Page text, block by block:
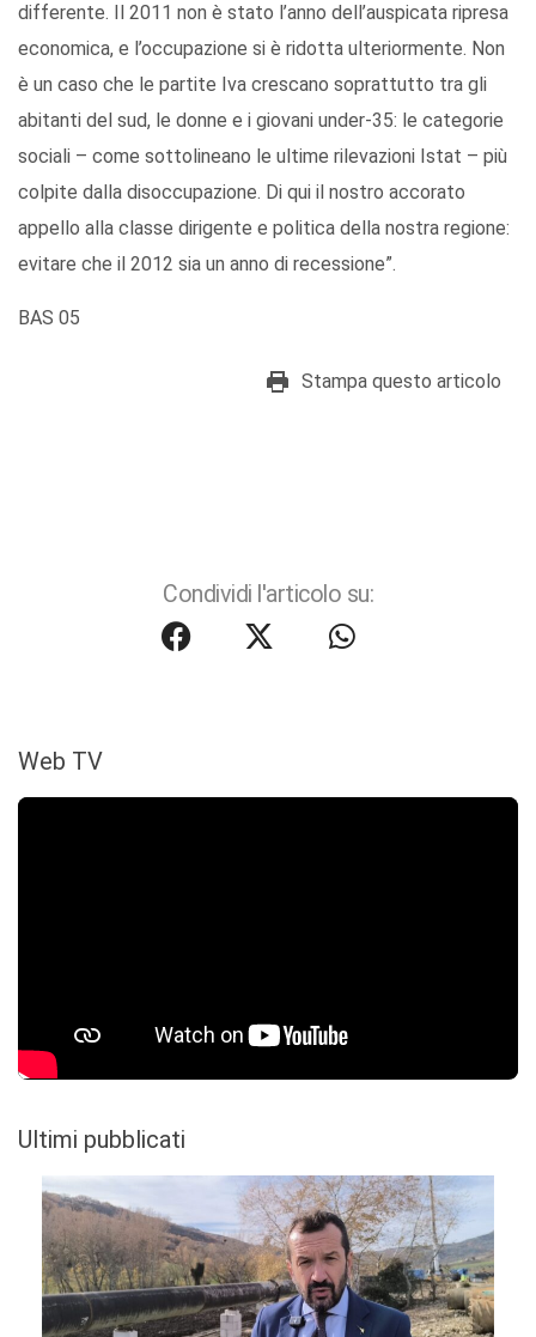
differente. Il 2011 non è stato l’anno dell’auspicata ripresa
economica, e l’occupazione si è ridotta ulteriormente. Non
è un caso che le partite Iva crescano soprattutto tra gli
abitanti del sud, le donne e i giovani under-35: le categorie
sociali – come sottolineano le ultime rilevazioni Istat – più
colpite dalla disoccupazione. Di qui il nostro accorato
appello alla classe dirigente e politica della nostra regione:
evitare che il 2012 sia un anno di recessione”.
BAS 05
Stampa questo articolo
Condividi l'articolo su:
Web TV
Ultimi pubblicati